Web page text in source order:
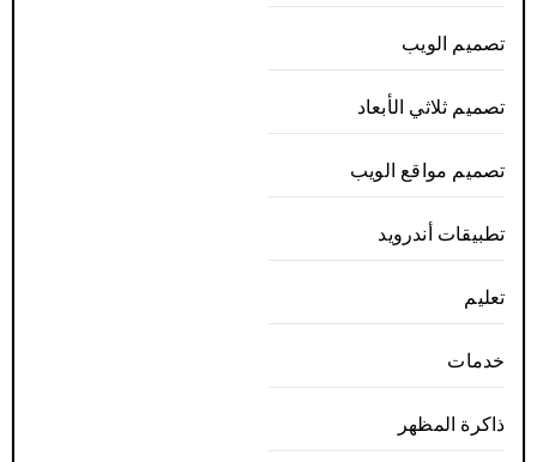
تصميم الويب
تصميم ثلاثي الأبعاد
تصميم مواقع الويب
تطبيقات أندرويد
تعليم
خدمات
ذاكرة المظهر